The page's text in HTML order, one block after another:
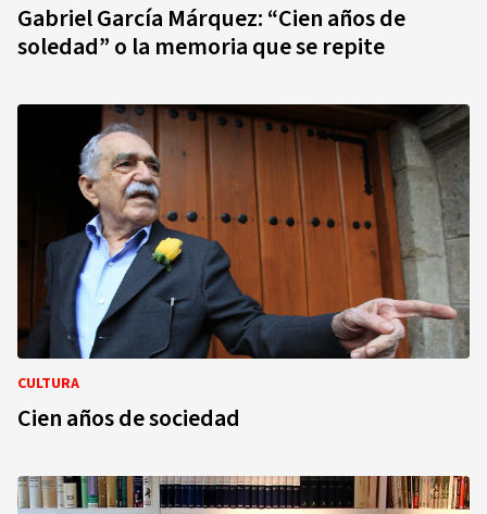
Gabriel García Márquez: “Cien años de
soledad” o la memoria que se repite
CULTURA
Cien años de sociedad